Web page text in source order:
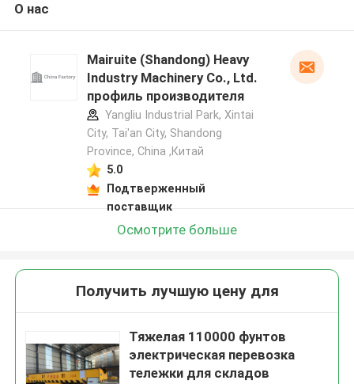
О нас
Mairuite (Shandong) Heavy
Industry Machinery Co., Ltd.
профиль производителя
Yangliu Industrial Park, Xintai
City, Tai'an City, Shandong
Province, China ,Китай
5.0
Подтверженный
поставщик
Осмотрите больше
Получить лучшую цену для
Тяжелая 110000 фунтов
электрическая перевозка
тележки для складов